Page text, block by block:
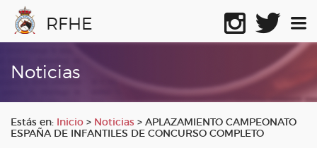
RFHE
Noticias
Estás en: Inicio > Noticias > APLAZAMIENTO CAMPEONATO
ESPAÑA DE INFANTILES DE CONCURSO COMPLETO